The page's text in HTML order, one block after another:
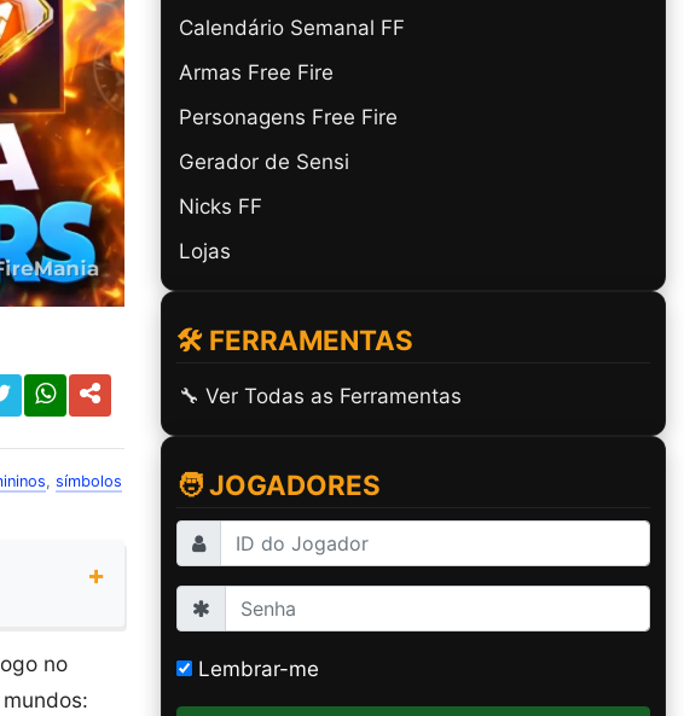
, símbolos
no
Calendário Semanal FF
Armas Free Fire
Personagens Free Fire
Gerador de Sensi
Nicks FF
Lojas
🛠️ FERRAMENTAS
🔧 Ver Todas as Ferramentas
🧑 JOGADORES
Lembrar-me